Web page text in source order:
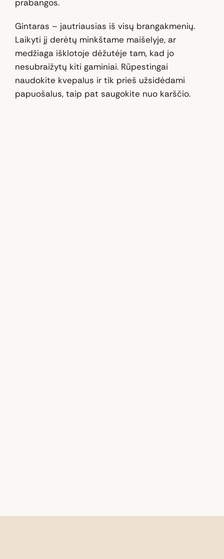
prabangos.
Gintaras – jautriausias iš visų brangakmenių.
Laikyti jį derėtų minkštame maišelyje, ar
medžiaga išklotoje dėžutėje tam, kad jo
nesubraižytų kiti gaminiai. Rūpestingai
naudokite kvepalus ir tik prieš užsidėdami
papuošalus, taip pat saugokite nuo karščio.